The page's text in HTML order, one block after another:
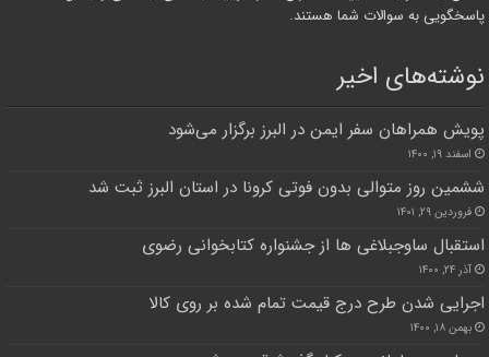
پاسخگویی به سوالات شما هستند.
نوشته‌های اخیر
پویش همراهان سفر ایمن در البرز برگزار می‌شود
اسفند ۱۹, ۱۴۰۰
ششمین روز متوالی بدون فوتی کرونا در استان البرز ثبت شد
فروردین ۲۹, ۱۴۰۱
استقبال ساوجبلاغی ها از جشنواره کتابخوانی رضوی
آذر ۲۴, ۱۴۰۰
اجرایی شدن طرح درج قیمت تمام شده بر روی کالا
بهمن ۱۸, ۱۴۰۰